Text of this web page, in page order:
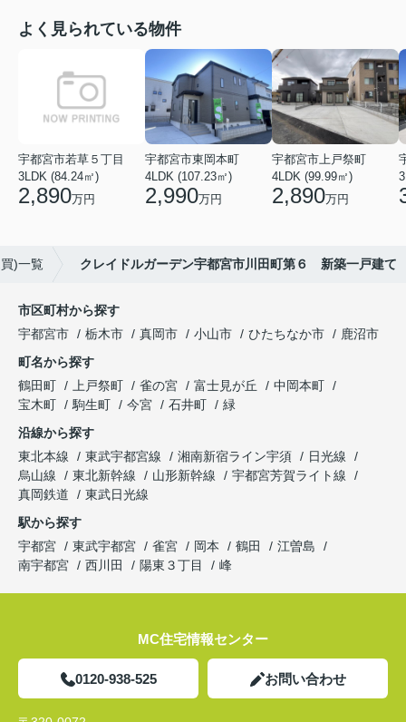
よく見られている物件
宇都宮市若草５丁目
3LDK (84.24㎡)
2,890万円
宇都宮市東岡本町
4LDK (107.23㎡)
2,990万円
宇都宮市上戸祭町
4LDK (99.99㎡)
2,890万円
)一覧 クレイドルガーデン宇都宮市川田町第６ 新築一戸建て
市区町村から探す
宇都宮市
栃木市 真岡市 小山市 ひたちなか市
鹿沼市
町名から探す
鶴田町
上戸祭町 雀の宮 富士見が丘
中岡本町
宝木町
駒生町 今宮 石井町
緑
沿線から探す
東北本線
東武宇都宮線 湘南新宿ライン宇須
日光線
烏山線
東北新幹線 山形新幹線
宇都宮芳賀ライト線
真岡鉄道
東武日光線
駅から探す
宇都宮
東武宇都宮 雀宮 岡本 鶴田
江曽島
南宇都宮
西川田 陽東３丁目 峰
MC住宅情報センター
0120-938-525 お問い合わせ